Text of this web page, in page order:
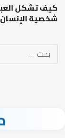
كيف تشكل
شخصية